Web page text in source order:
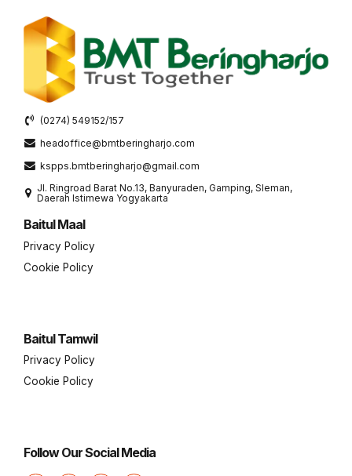
(0274) 549152/157
headoffice@bmtberingharjo.com
kspps.bmtberingharjo@gmail.com
Jl. Ringroad Barat No.13, Banyuraden, Gamping, Sleman,
Daerah Istimewa Yogyakarta
Baitul Maal
Privacy Policy
Cookie Policy
Baitul Tamwil
Privacy Policy
Cookie Policy
Follow Our Social Media